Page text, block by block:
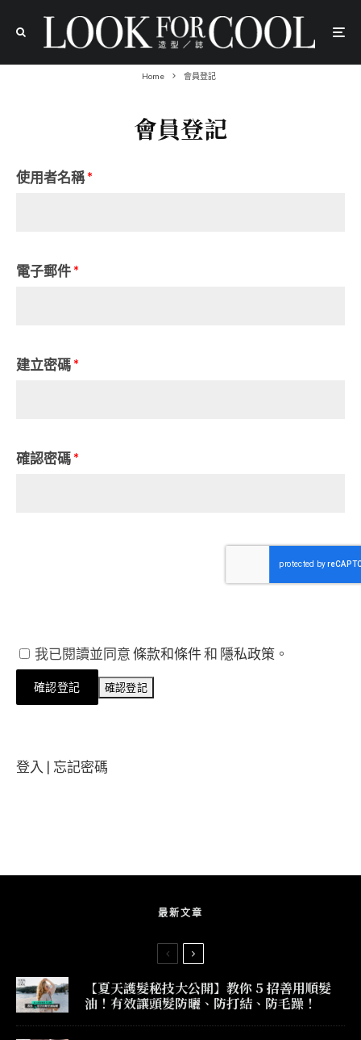
Home 會員登記
會員登記
使用者名稱*
電子郵件*
建立密碼*
確認密碼*
我已閱讀並同意條款和條件和 隱私政策 。
登入 | 忘記密碼
最新文章
【夏天護髮秘技大公開】教你 5 招善用順髮
油！有效讓頭髮防曬、防打結、防毛躁！